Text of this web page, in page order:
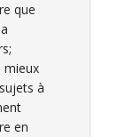
que
mieux
à
en